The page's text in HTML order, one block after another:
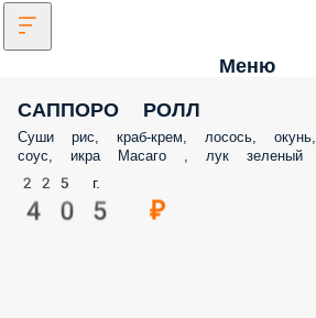
Меню
САППОРО РОЛЛ
Суши рис, краб-крем, лосось,
соус, икра Масаго , лук зеленый
225 г.
405 ₽